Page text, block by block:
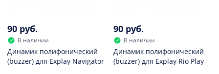
90 руб.
В наличии
Динамик полифонический
(buzzer) для Explay Navigator
90 руб.
В наличии
Динамик полифонический
(buzzer) для Explay Rio Play